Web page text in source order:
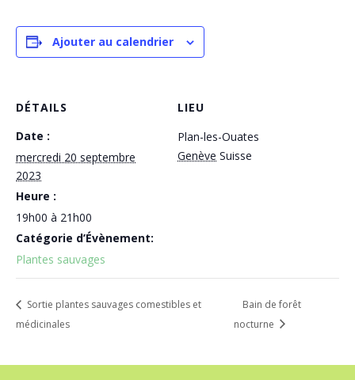
Ajouter au calendrier
DÉTAILS
Date :
mercredi 20 septembre
2023
Heure :
19h00 à 21h00
Catégorie d’Évènement:
Plantes sauvages
LIEU
Plan-les-Ouates
Genève Suisse
Sortie plantes sauvages comestibles et
médicinales
Bain de forêt
nocturne